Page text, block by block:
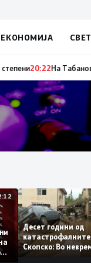
ЕКОНОМИЈА СВЕТ
„30 години
12:12
на
Десет години
Скопско: Во